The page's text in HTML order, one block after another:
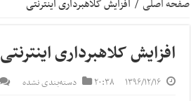
صفحه اصلی / افزایش کلاهبرداری اینترنتی
افزایش کلاهبرداری اینترنتی
۱۳۹۶/۱۲/۱۶ ۲۰:۳۸ دسته‌بندی نشده